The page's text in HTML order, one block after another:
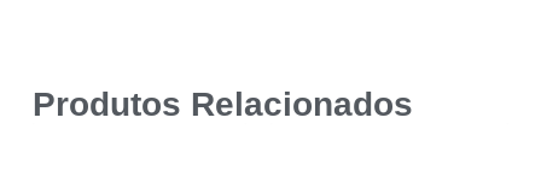
Produtos Relacionados